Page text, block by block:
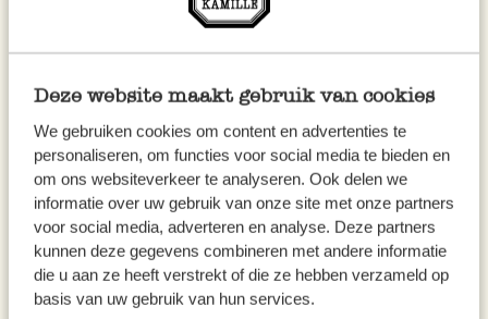
Deze website maakt gebruik van cookies
We gebruiken cookies om content en advertenties te
personaliseren, om functies voor social media te bieden en
om ons websiteverkeer te analyseren. Ook delen we
informatie over uw gebruik van onze site met onze partners
voor social media, adverteren en analyse. Deze partners
kunnen deze gegevens combineren met andere informatie
die u aan ze heeft verstrekt of die ze hebben verzameld op
basis van uw gebruik van hun services.
Kosten
€ 65,-
Inschrijfmogelijkheid
Via mail:purebymie@gmail.com